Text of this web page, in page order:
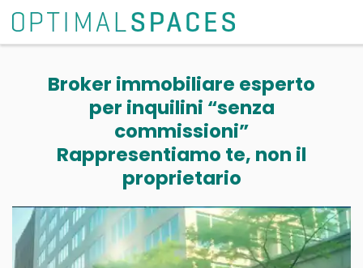
Broker immobiliare esperto
per inquilini “senza
commissioni”
Rappresentiamo te, non il
proprietario